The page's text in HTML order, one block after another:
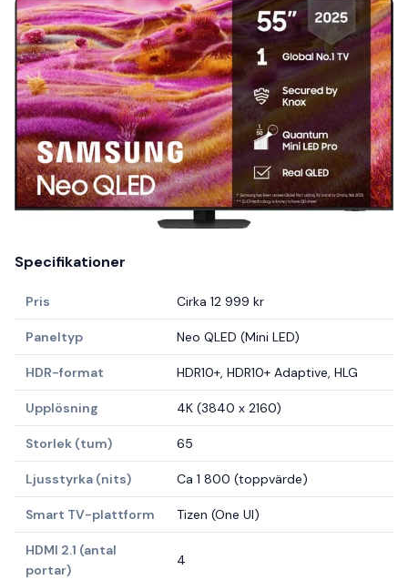
Specifikationer
Pris Cirka 12 999 kr
Paneltyp Neo QLED (Mini LED)
HDR-format HDR10+, HDR10+ Adaptive, HLG
Upplösning 4K (3840 x 2160)
Storlek (tum) 65
Ljusstyrka (nits) Ca 1 800 (toppvärde)
Smart TV-plattform Tizen (One UI)
HDMI 2.1 (antal
portar)
4